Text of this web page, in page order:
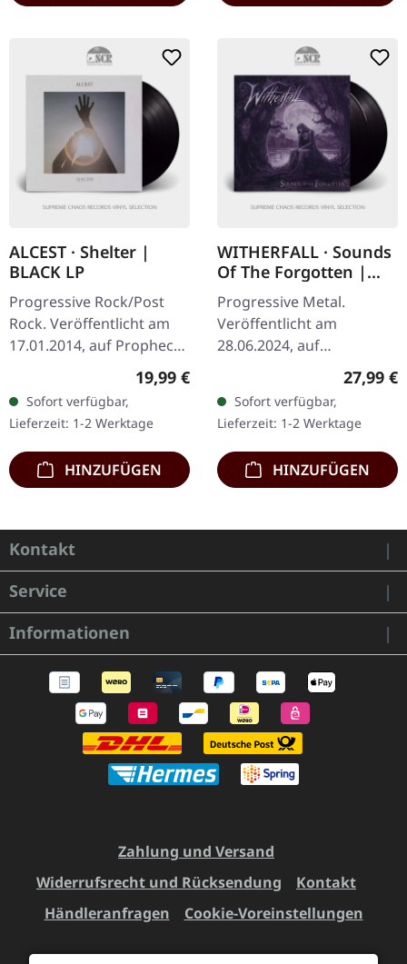
ALCEST · Shelter |
BLACK LP
Progressive Rock/Post
Rock. Veröffentlicht am
17.01.2014, auf Prophecy
Productions. Schwarzes
Vinyl mit bedruckter
Innenhülle, Schutzhülle
und Poster…
Regulärer Preis:
19,99 €
Sofort verfügbar,
Lieferzeit: 1-2 Werktage
HINZUFÜGEN
WITHERFALL · Sounds
Of The Forgotten |
BLACK 2LP
Progressive Metal.
Veröffentlicht am
28.06.2024, auf
Deathwave Records.
Schwarzes Doppel-Vinyl
im Gatefold-Cover.
Witherfall haben sich mit
"Sounds…
27,99 €
Sofort verfügbar,
Lieferzeit: 1-2 Werktage
HINZUFÜGEN
Kontakt
Service
Informationen
Zahlung und Versand
Widerrufsrecht und Rücksendung
Kontakt
Händleranfragen
Cookie-Voreinstellungen